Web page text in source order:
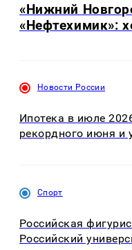
«Нижний
«Нефтехимик»:
Новости России
Ипотека в июле
рекордного июня и
Спорт
Российская
Российский